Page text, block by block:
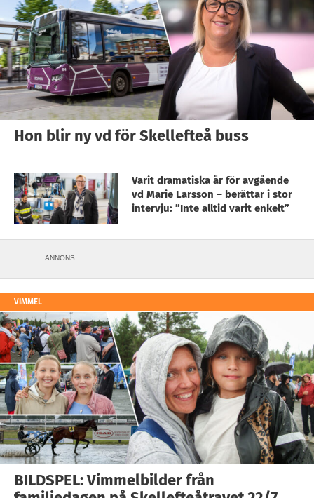
Hon blir ny vd för Skellefteå buss
Varit dramatiska år för avgående
vd Marie Larsson – berättar i stor
intervju: ”Inte alltid varit enkelt”
ANNONS
VIMMEL
BILDSPEL: Vimmelbilder från